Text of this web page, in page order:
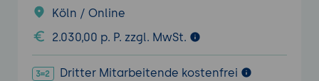
Köln / Online
2.030,00 p. P. zzgl. MwSt.
Dritter Mitarbeitende kostenfrei